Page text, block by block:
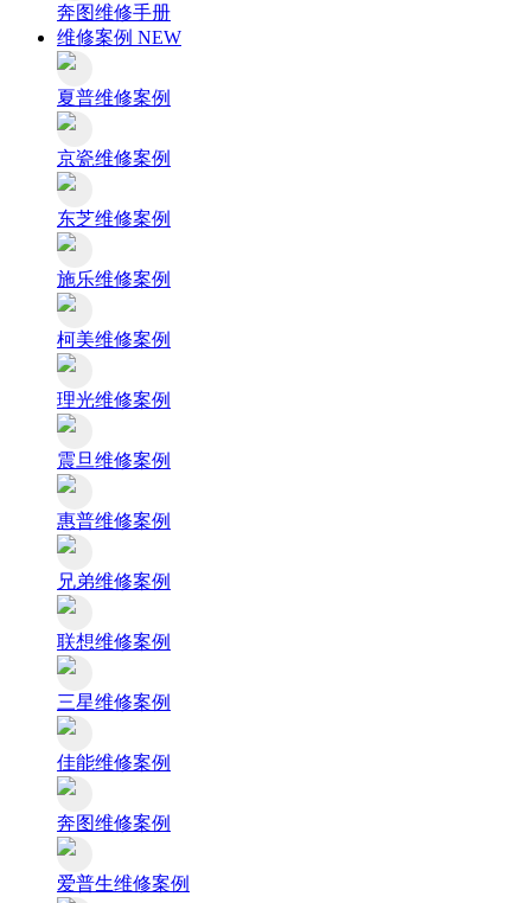
奔图维修手册
维修案例 NEW
夏普维修案例
京瓷维修案例
东芝维修案例
施乐维修案例
柯美维修案例
理光维修案例
震旦维修案例
惠普维修案例
兄弟维修案例
联想维修案例
三星维修案例
佳能维修案例
奔图维修案例
爱普生维修案例